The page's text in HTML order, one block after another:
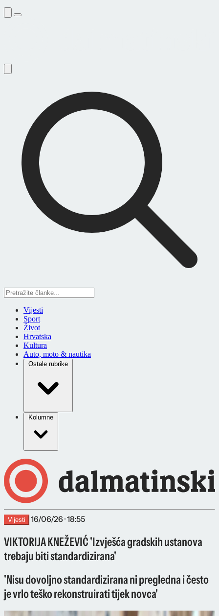
Vijesti
Sport
Život
Hrvatska
Kultura
Auto, moto & nautika
Ostale rubrike
Kolumne
Vijesti 16/06/26 · 18:55
VIKTORIJA KNEŽEVIĆ 'Izvješća gradskih ustanova
trebaju biti standardizirana'
'Nisu dovoljno standardizirana ni pregledna i često
je vrlo teško rekonstruirati tijek novca'